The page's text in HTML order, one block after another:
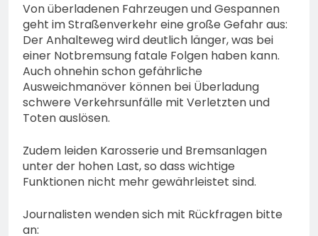
Von überladenen Fahrzeugen und Gespannen
geht im Straßenverkehr eine große Gefahr aus:
Der Anhalteweg wird deutlich länger, was bei
einer Notbremsung fatale Folgen haben kann.
Auch ohnehin schon gefährliche
Ausweichmanöver können bei Überladung
schwere Verkehrsunfälle mit Verletzten und
Toten auslösen.
Zudem leiden Karosserie und Bremsanlagen
unter der hohen Last, so dass wichtige
Funktionen nicht mehr gewährleistet sind.
Journalisten wenden sich mit Rückfragen bitte
an: